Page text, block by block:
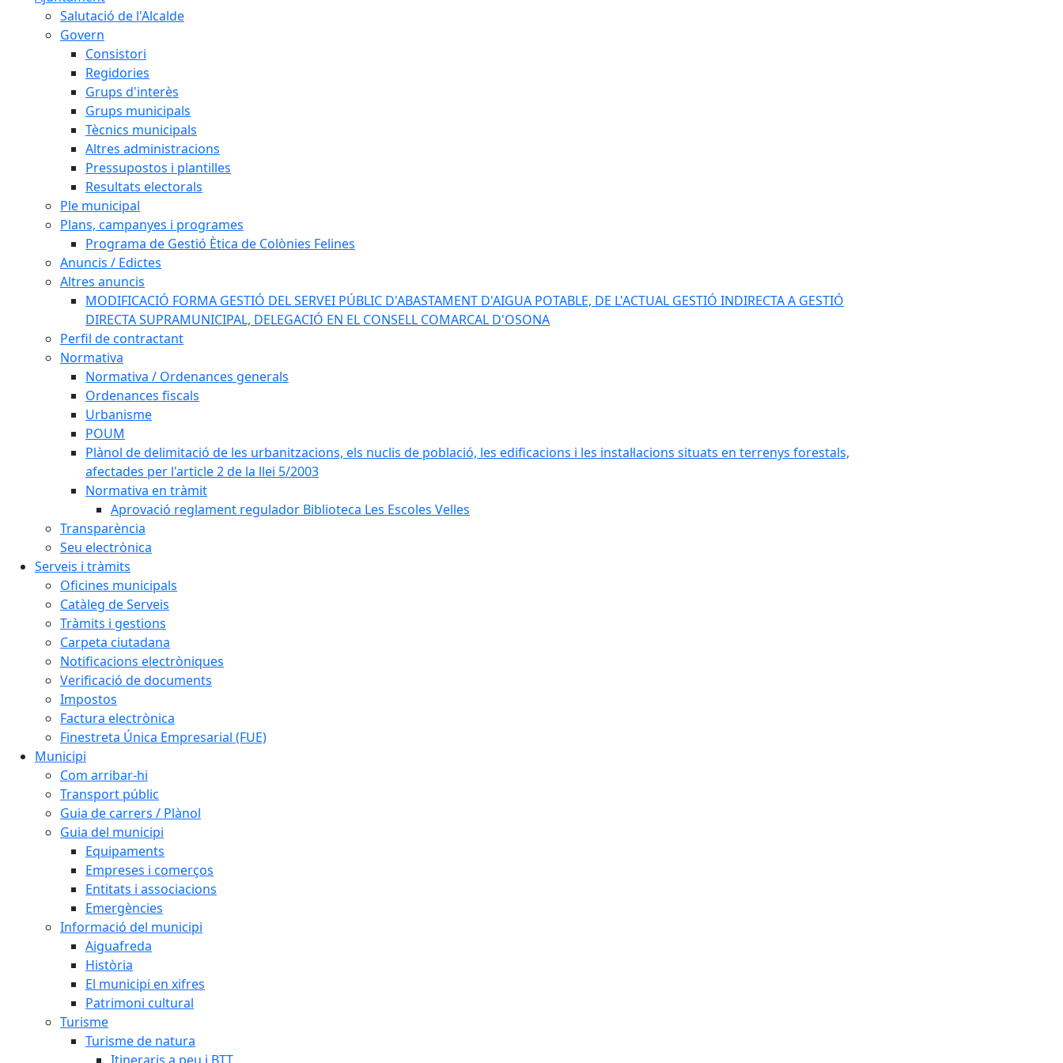
Salutació de l'Alcalde
Govern
Consistori
Regidories
Grups d'interès
Grups municipals
Tècnics municipals
Altres administracions
Pressupostos i plantilles
Resultats electorals
Ple municipal
Plans, campanyes i programes
Programa de Gestió Ètica de Colònies Felines
Anuncis / Edictes
Altres anuncis
MODIFICACIÓ FORMA GESTIÓ DEL SERVEI PÚBLIC D'ABASTAMENT D'AIGUA POTABLE, DE L'ACTUAL GESTIÓ INDIRECTA A GESTIÓ
DIRECTA SUPRAMUNICIPAL, DELEGACIÓ EN EL CONSELL COMARCAL D'OSONA
Perfil de contractant
Normativa
Normativa / Ordenances generals
Ordenances fiscals
Urbanisme
POUM
Plànol de delimitació de les urbanitzacions, els nuclis de població, les edificacions i les instal·lacions situats en terrenys forestals,
afectades per l'article 2 de la llei 5/2003
Normativa en tràmit
Aprovació reglament regulador Biblioteca Les Escoles Velles
Transparència
Seu electrònica
Serveis i tràmits
Oficines municipals
Catàleg de Serveis
Tràmits i gestions
Carpeta ciutadana
Notificacions electròniques
Verificació de documents
Impostos
Factura electrònica
Finestreta Única Empresarial (FUE)
Municipi
Com arribar-hi
Transport públic
Guia de carrers / Plànol
Guia del municipi
Equipaments
Empreses i comerços
Entitats i associacions
Emergències
Informació del municipi
Aiguafreda
Història
El municipi en xifres
Patrimoni cultural
Turisme
Turisme de natura